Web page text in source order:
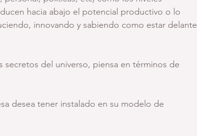
hacia abajo el potencial productivo o lo
innovando y sabiendo como estar delante
secretos del universo, piensa en términos de
desea tener instalado en su modelo de